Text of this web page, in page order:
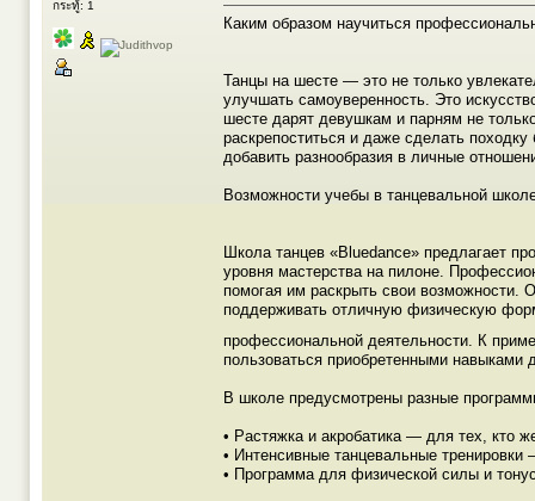
กระทู้: 1
Каким образом научиться
Танцы на шесте — это не только
улучшать самоуверенность. Это
шесте дарят девушкам и парням не
раскрепоститься и даже сделать
добавить разнообразия в личные
Возможности учебы в танцевальной
Школа танцев «Bluedance» предлагает
уровня мастерства на пилоне.
помогая им раскрыть свои возможности.
поддерживать отличную физическую
профессиональной деятельности. К
пользоваться приобретенными навыками
В школе предусмотрены разные
• Растяжка и акробатика — для тех, кто
• Интенсивные танцевальные
• Программа для физической силы и